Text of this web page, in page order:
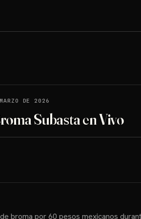
DE 2026
Subasta en Vivo
broma por 60 pesos mexicanos